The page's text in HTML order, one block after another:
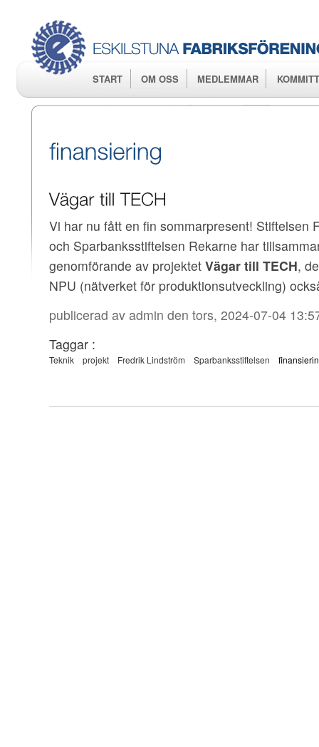
START OM OSS MEDLEMMAR
Vi har nu fått en fin sommarpresent! Stiftelsen
och Sparbanksstiftelsen Rekarne har
genomförande av projektet Vägar till TECH,
NPU (nätverket för produktionsutveckling)
publicerad av admin den tors, 2024-07-04
Taggar :
Teknik projekt Fredrik Lindström Sparbanksstiftelsen